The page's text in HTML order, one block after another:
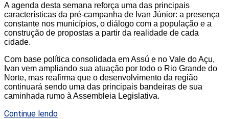
A agenda desta semana reforça uma das principais
características da pré-campanha de Ivan Júnior: a presença
constante nos municípios, o diálogo com a população e a
construção de propostas a partir da realidade de cada
cidade.
Com base política consolidada em Assú e no Vale do Açu,
Ivan vem ampliando sua atuação por todo o Rio Grande do
Norte, mas reafirma que o desenvolvimento da região
continuará sendo uma das principais bandeiras de sua
caminhada rumo à Assembleia Legislativa.
Continue lendo